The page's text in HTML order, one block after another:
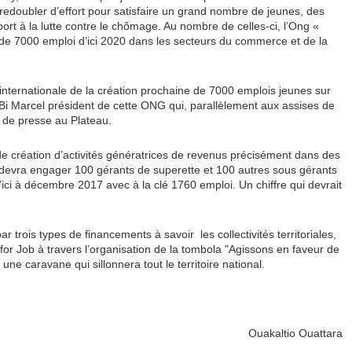
d’effort pour satisfaire un grand nombre de jeunes, des
à la lutte contre le chômage. Au nombre de celles-ci, l’Ong «
7000 emploi d’ici 2020 dans les secteurs du commerce et de la
de la création prochaine de 7000 emplois jeunes sur
Marcel président de cette ONG qui, parallèlement aux assises de
presse au Plateau.
création d’activités génératrices de revenus précisément dans des
engager 100 gérants de superette et 100 autres sous gérants
à décembre 2017 avec à la clé 1760 emploi. Un chiffre qui devrait
trois types de financements à savoir les collectivités territoriales,
Job à travers l’organisation de la tombola "Agissons en faveur de
caravane qui sillonnera tout le territoire national.
Ouakaltio Ouattara